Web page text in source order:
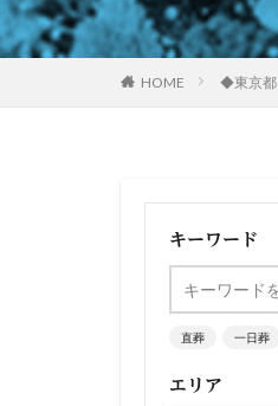
HOME ◆東京都
キーワード
直葬 一日葬
エリア